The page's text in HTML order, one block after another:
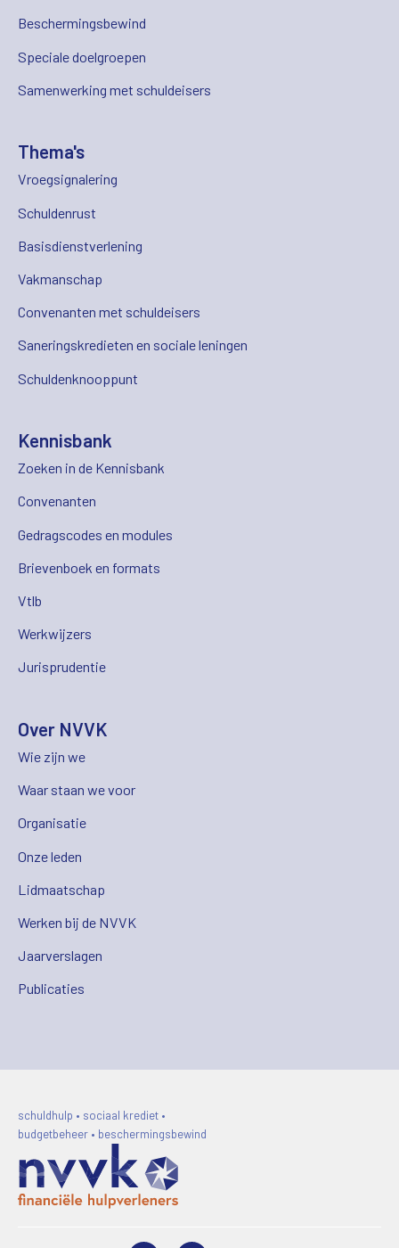
Beschermingsbewind
Speciale doelgroepen
Samenwerking met schuldeisers
Thema's
Vroegsignalering
Schuldenrust
Basisdienstverlening
Vakmanschap
Convenanten met schuldeisers
Saneringskredieten en sociale leningen
Schuldenknooppunt
Kennisbank
Zoeken in de Kennisbank
Convenanten
Gedragscodes en modules
Brievenboek en formats
Vtlb
Werkwijzers
Jurisprudentie
Over NVVK
Wie zijn we
Waar staan we voor
Organisatie
Onze leden
Lidmaatschap
Werken bij de NVVK
Jaarverslagen
Publicaties
schuldhulp • sociaal krediet •
budgetbeheer • beschermingsbewind